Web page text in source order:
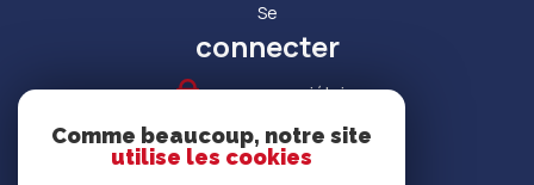
Se
connecter
espace propriétaire
Comme beaucoup, notre site
utilise les cookies